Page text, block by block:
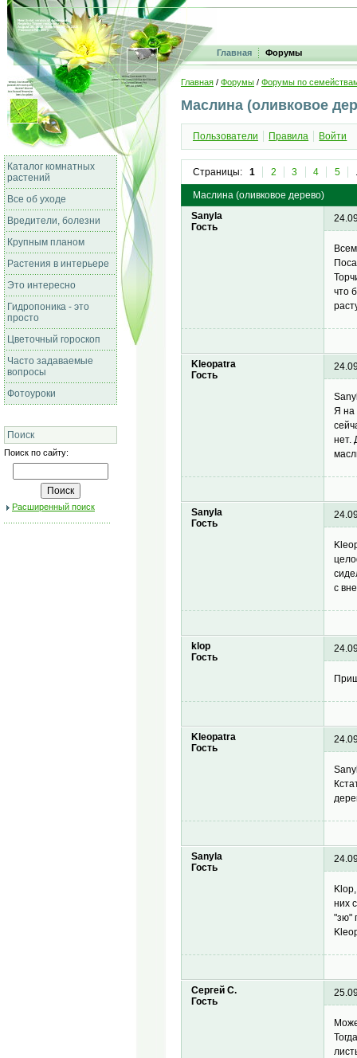
Главная Форумы
Каталог комнатных
растений
Все об уходе
Вредители, болезни
Крупным планом
Растения в интерьере
Это интересно
Гидропоника - это
просто
Цветочный гороскоп
Часто задаваемые
вопросы
Фотоуроки
Поиск
Поиск по сайту:
Расширенный поиск
Главная / Форумы / Форумы по
Маслина (оливковое
Пользователи Правила Войти
Страницы: 1 2 3 4 5
Маслина (оливковое дерево)
Sanyla
Гость
что
Kleopatra
Гость
Я на
нет.
Sanyla
Гость
с
klop
Гость
Kleopatra
Гость
Sanyla
Гость
них
"зю"
Сергей С.
Гость